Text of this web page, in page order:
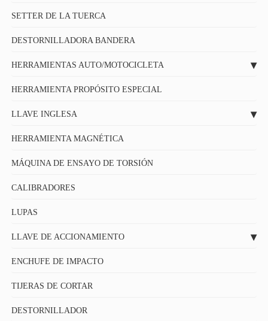
SETTER DE LA TUERCA
DESTORNILLADORA BANDERA
HERRAMIENTAS AUTO/MOTOCICLETA
HERRAMIENTA PROPÓSITO ESPECIAL
LLAVE INGLESA
HERRAMIENTA MAGNÉTICA
MÁQUINA DE ENSAYO DE TORSIÓN
CALIBRADORES
LUPAS
LLAVE DE ACCIONAMIENTO
ENCHUFE DE IMPACTO
TIJERAS DE CORTAR
DESTORNILLADOR